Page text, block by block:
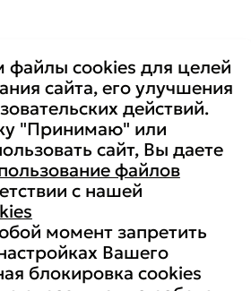
T
бизнеса
центр
файлы cookies для целей
сайта, его улучшения
действий.
"Принимаю" или
сайт, Вы даете
файлов
с нашей
момент запретить
Вашего
блокировка cookies